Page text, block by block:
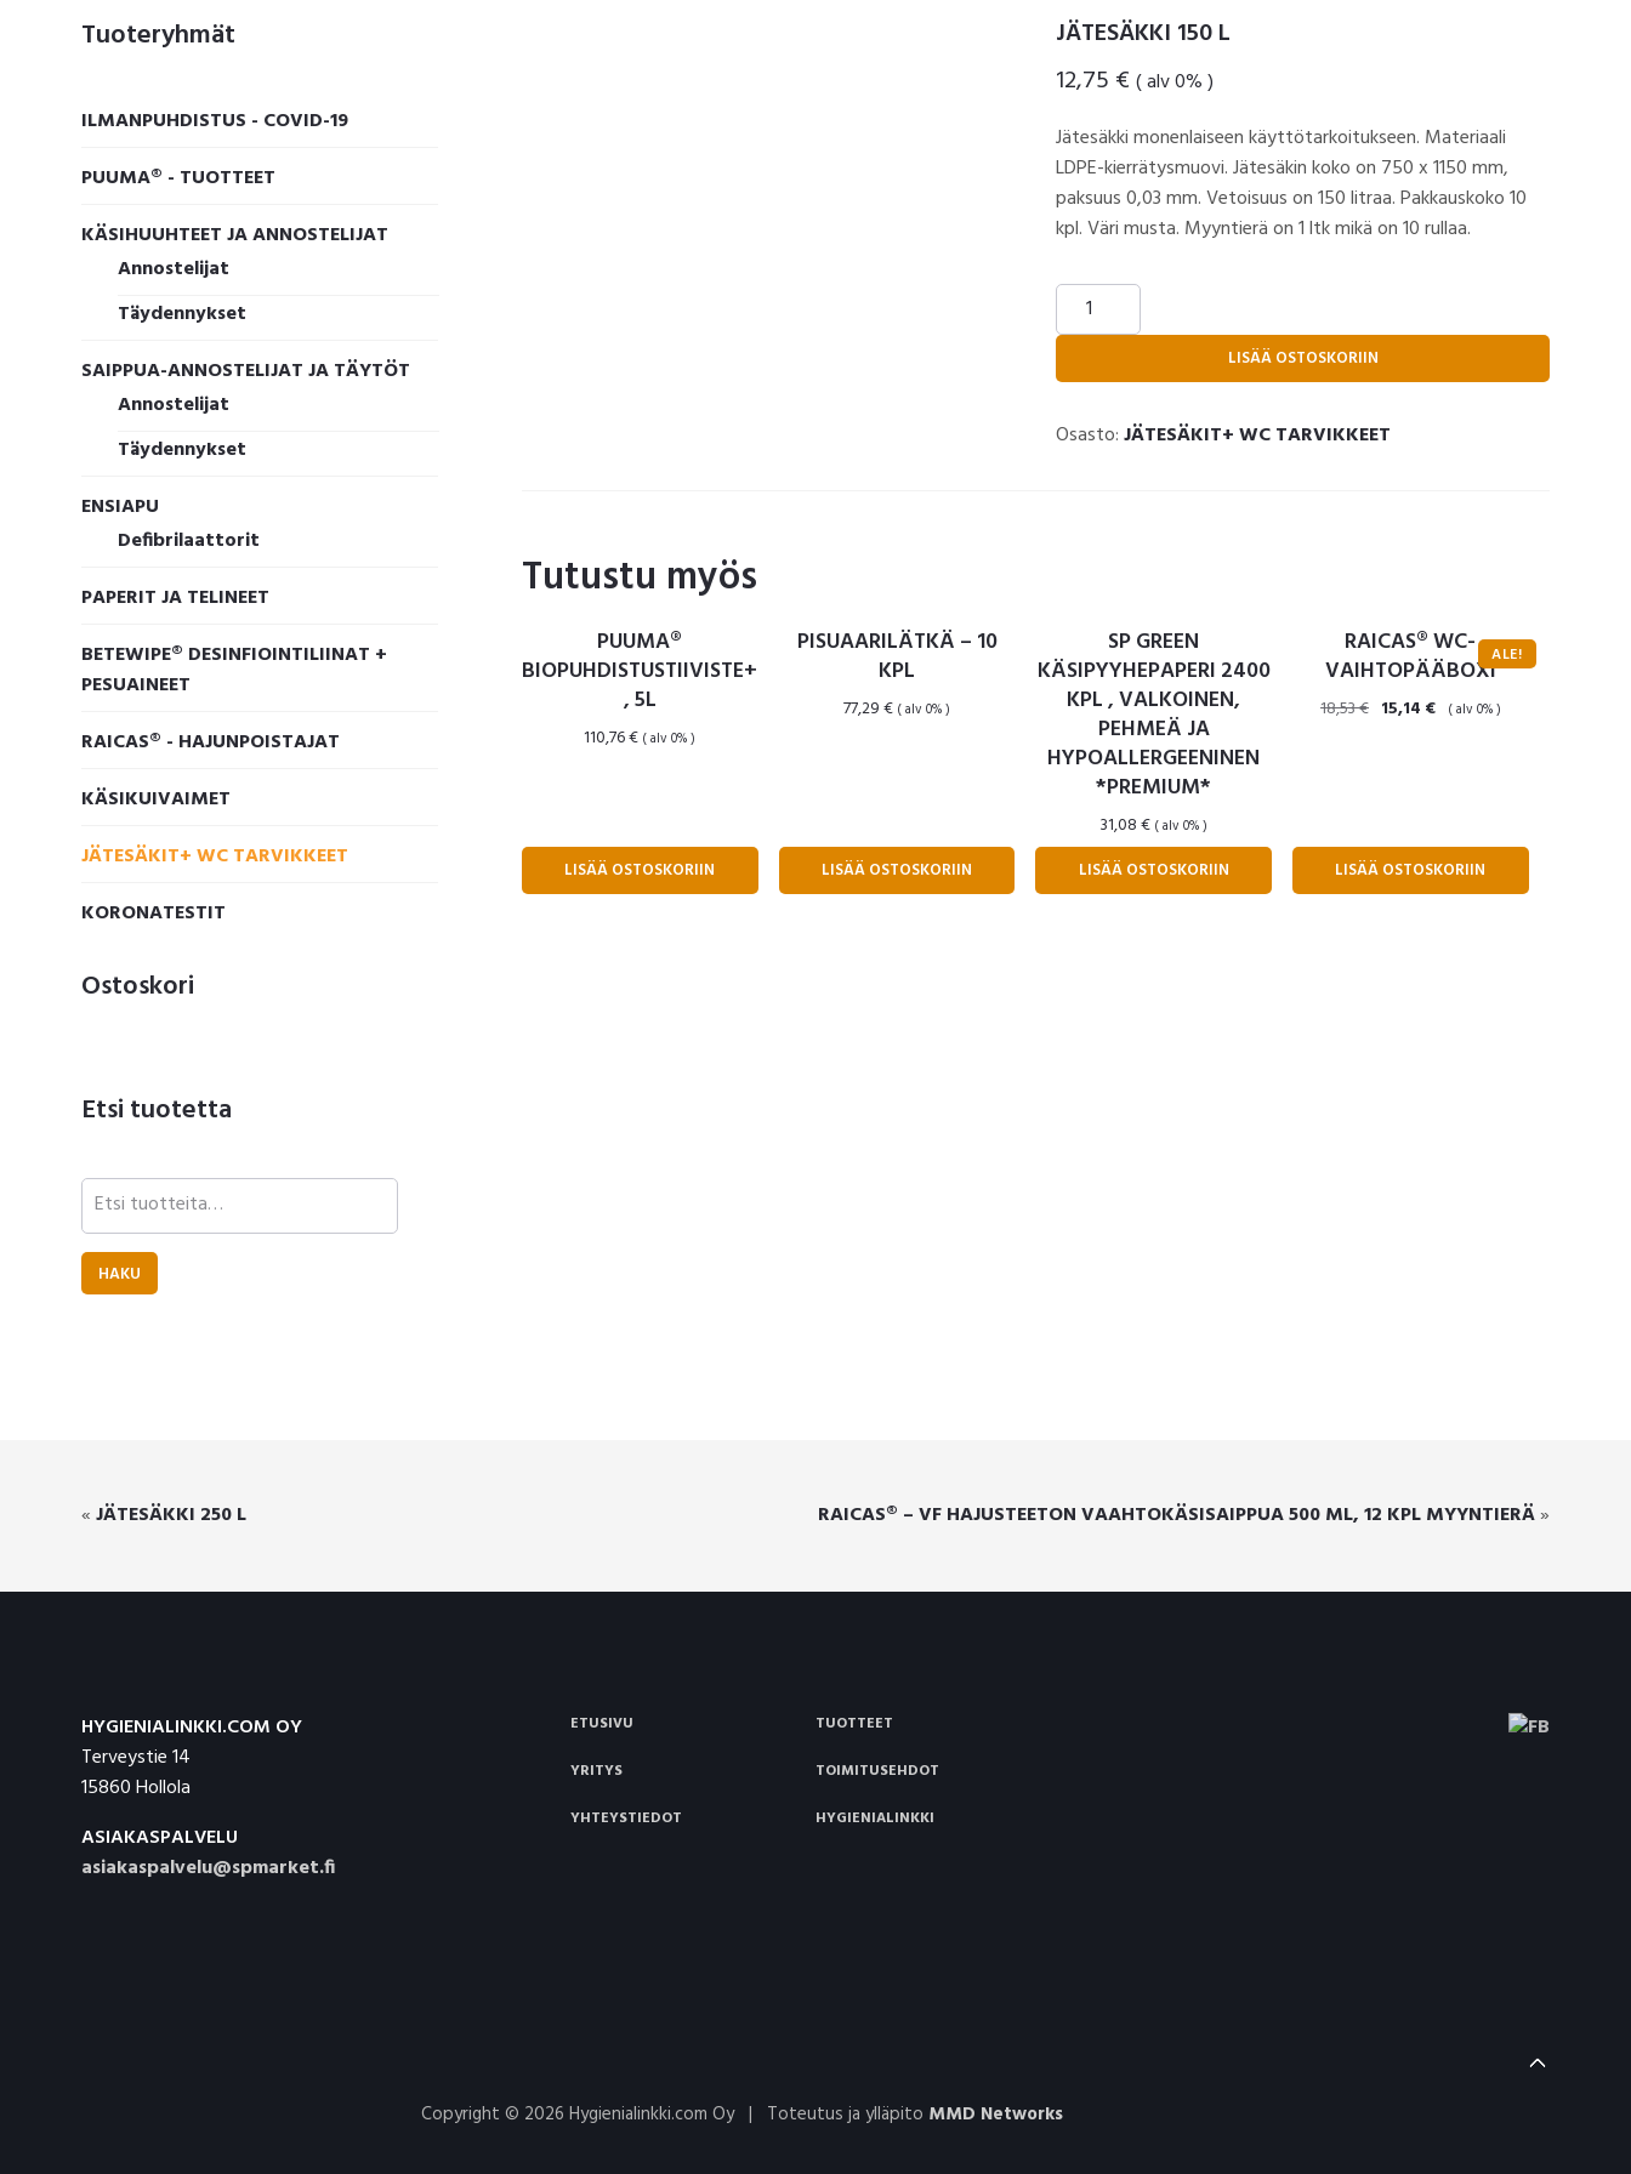
JÄTESÄKKI 150 L
12,75 € ( alv 0% )
Jätesäkki monenlaiseen käyttötarkoitukseen. Materiaali
LDPE-kierrätysmuovi. Jätesäkin koko on 750 x 1150 mm,
paksuus 0,03 mm. Vetoisuus on 150 litraa. Pakkauskoko 10
kpl. Väri musta. Myyntierä on 1 ltk mikä on 10 rullaa.
JÄTESÄKKI
150
määrä
LISÄÄ OSTOSKORIIN
Osasto:JÄTESÄKIT+ WC TARVIKKEET
Tutustu myös
PUUMA®
BIOPUHDISTUSTIIVISTE+
, 5L
110,76€ ( alv 0% )
LISÄÄ OSTOSKORIIN
PISUAARILÄTKÄ – 10
KPL
77,29€ ( alv 0% )
LISÄÄ OSTOSKORIIN
SP GREEN
KÄSIPYYHEPAPERI 2400
KPL , VALKOINEN,
PEHMEÄ JA
HYPOALLERGEENINEN
*PREMIUM*
31,08€ ( alv 0% )
LISÄÄ OSTOSKORIIN
ALE!
RAICAS® WC-
VAIHTOPÄÄBOXI
18,53€ Alkuperäinen
15,14 € Nykyinen
( alv 0% )
LISÄÄ OSTOSKORIIN
Ensisijainen
Tuoteryhmät
ILMANPUHDISTUS - COVID-19
PUUMA® - TUOTTEET
KÄSIHUUHTEET JA ANNOSTELIJAT
Annostelijat
Täydennykset
SAIPPUA-ANNOSTELIJAT JA TÄYTÖT
Annostelijat
Täydennykset
ENSIAPU
Defibrilaattorit
PAPERIT JA TELINEET
BETEWIPE® DESINFIOINTILIINAT +
PESUAINEET
RAICAS® - HAJUNPOISTAJAT
KÄSIKUIVAIMET
JÄTESÄKIT+ WC TARVIKKEET
KORONATESTIT
Ostoskori
Etsi tuotetta
Etsi:
HAKU
«JÄTESÄKKI 250 L RAICAS® – VF HAJUSTEETON VAAHTOKÄSISAIPPUA 500 ML, 12 KPL MYYNTIERÄ»
HYGIENIALINKKI.COM OY
Terveystie 14
15860 Hollola
ASIAKASPALVELU
asiakaspalvelu@spmarket.fi
ETUSIVU
TUOTTEET
YRITYS
TOIMITUSEHDOT
YHTEYSTIEDOT
HYGIENIALINKKI
Copyright © 2026 Hygienialinkki.com Oy| Toteutus ja ylläpito MMD Networks